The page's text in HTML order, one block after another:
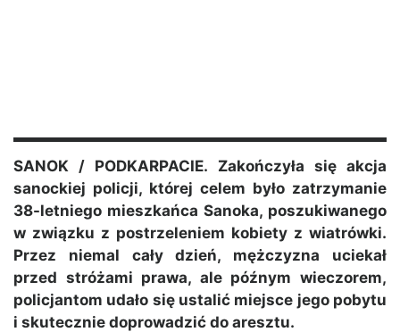
SANOK / PODKARPACIE. Zakończyła się akcja
sanockiej policji, której celem było zatrzymanie
38-letniego mieszkańca Sanoka, poszukiwanego
w związku z postrzeleniem kobiety z wiatrówki.
Przez niemal cały dzień, mężczyzna uciekał
przed stróżami prawa, ale późnym wieczorem,
policjantom udało się ustalić miejsce jego pobytu
i skutecznie doprowadzić do aresztu.